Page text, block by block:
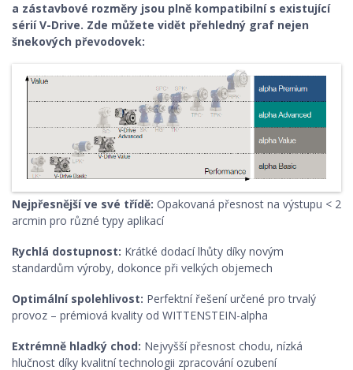
a zástavbové rozměry jsou plně kompatibilní s existující
sérií V-Drive. Zde můžete vidět přehledný graf nejen
šnekových převodovek:
Nejpřesnější ve své třídě: Opakovaná přesnost na výstupu < 2
arcmin pro různé typy aplikací
Rychlá dostupnost: Krátké dodací lhůty díky novým
standardům výroby, dokonce při velkých objemech
Optimální spolehlivost: Perfektní řešení určené pro trvalý
provoz – prémiová kvality od WITTENSTEIN-alpha
Extrémně hladký chod: Nejvyšší přesnost chodu, nízká
hlučnost díky kvalitní technologii zpracování ozubení